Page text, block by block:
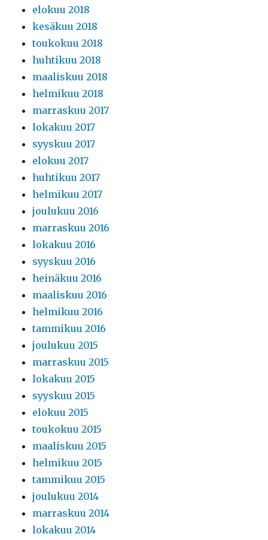
elokuu 2018
kesäkuu 2018
toukokuu 2018
huhtikuu 2018
maaliskuu 2018
helmikuu 2018
marraskuu 2017
lokakuu 2017
syyskuu 2017
elokuu 2017
huhtikuu 2017
helmikuu 2017
joulukuu 2016
marraskuu 2016
lokakuu 2016
syyskuu 2016
heinäkuu 2016
maaliskuu 2016
helmikuu 2016
tammikuu 2016
joulukuu 2015
marraskuu 2015
lokakuu 2015
syyskuu 2015
elokuu 2015
toukokuu 2015
maaliskuu 2015
helmikuu 2015
tammikuu 2015
joulukuu 2014
marraskuu 2014
lokakuu 2014